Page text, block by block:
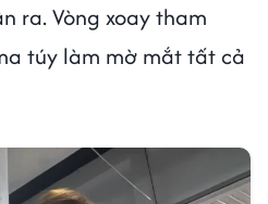
ra. Vòng xoay tham
túy làm mờ mắt tất cả